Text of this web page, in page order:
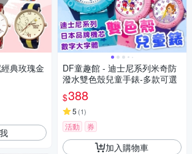
典玫瑰金
DF童趣館 - 迪士尼系列米奇防
潑水雙色殼兒童手錶-多款可選
$388
5 (1)
活動 券
加入購物車